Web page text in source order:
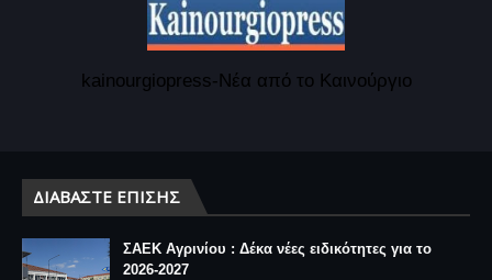
kainourgiopress-Νέα από το Καινούργιο
ΔΙΑΒΆΣΤΕ ΕΠΊΣΗΣ
ΣΑΕΚ Αγρινίου : Δέκα νέες ειδικότητες για το
2026-2027